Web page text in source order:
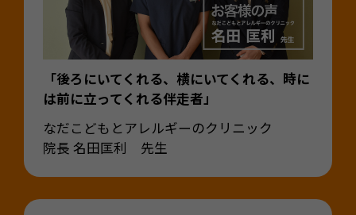
「後ろにいてくれる、横にいてくれる、時に
は前に立ってくれる伴走者」
なだこどもとアレルギーのクリニック
院長 名田匡利 先生